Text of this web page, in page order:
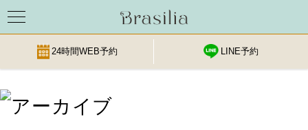
Skip
24時間WEB予約 LINE予約